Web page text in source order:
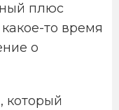
плюс
то время
о
который